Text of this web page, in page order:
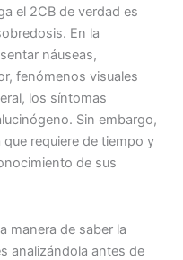
el 2CB de verdad es
En la
náuseas,
fenómenos visuales
los síntomas
Sin embargo,
requiere de tiempo y
de sus
manera de saber la
analizándola antes de